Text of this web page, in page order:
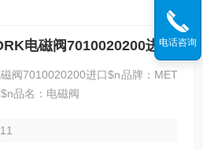
电磁阀7010020200进口
阀7010020200进口$n品牌：MET
品名：电磁阀
电话咨询